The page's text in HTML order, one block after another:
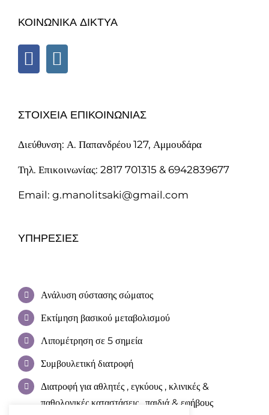
ΚΟΙΝΩΝΙΚΑ ΔΙΚΤΥΑ
ΣΤΟΙΧΕΙΑ ΕΠΙΚΟΙΝΩΝΙΑΣ
Διεύθυνση: Α. Παπανδρέου 127, Αμμουδάρα
Τηλ. Επικοινωνίας: 2817 701315 & 6942839677
Email: g.manolitsaki@gmail.com
ΥΠΗΡΕΣΊΕΣ
Ανάλυση σύστασης σώματος
Εκτίμηση βασικού μεταβολισμού
Λιπομέτρηση σε 5 σημεία
Συμβουλετική διατροφή
Διατροφή για αθλητές , εγκύους , κλινικές &
παθολογικές καταστάσεις , παιδιά & εφήβους